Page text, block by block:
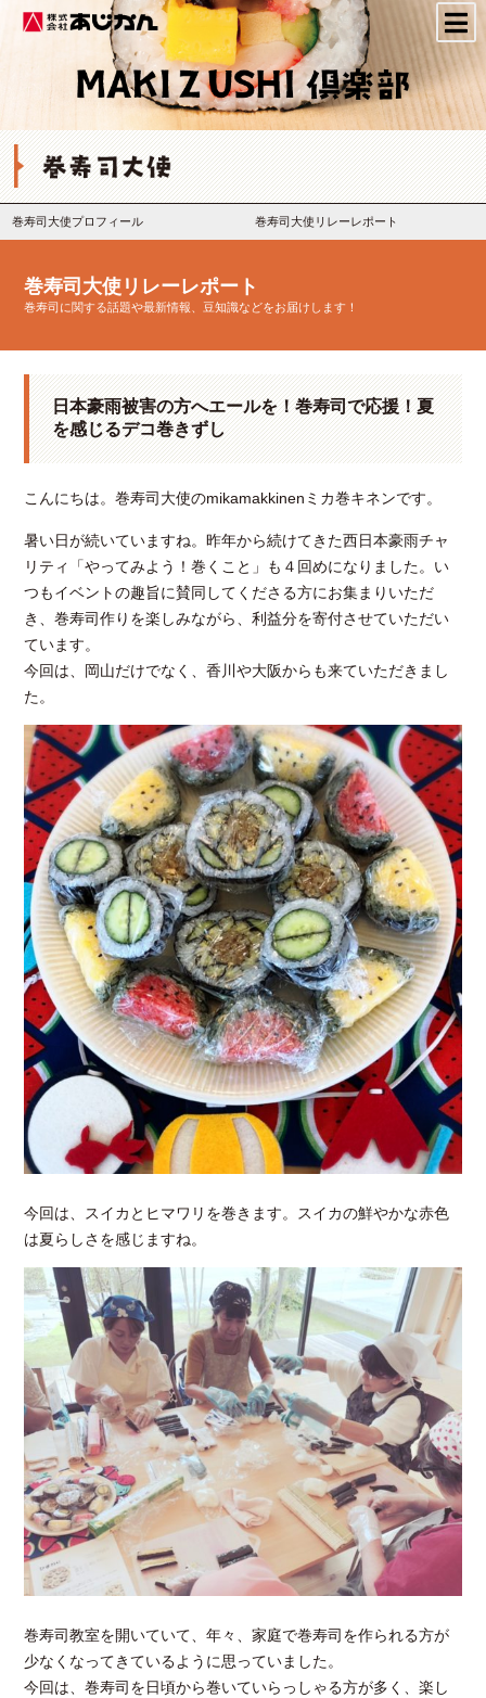
株式会社あじかん
巻寿司大使プロフィール 巻寿司大使リレーレポート
巻寿司大使リレーレポート
巻寿司に関する話題や最新情報、豆知識などをお届けします！
日本豪雨被害の方へエールを！巻寿司で応援！夏
を感じるデコ巻きずし
こんにちは。巻寿司大使のmikamakkinenミカ巻キネンです。
暑い日が続いていますね。昨年から続けてきた西日本豪雨チャ
リティ「やってみよう！巻くこと」も４回めになりました。い
つもイベントの趣旨に賛同してくださる方にお集まりいただ
き、巻寿司作りを楽しみながら、利益分を寄付させていただい
ています。
今回は、岡山だけでなく、香川や大阪からも来ていただきまし
た。
今回は、スイカとヒマワリを巻きます。スイカの鮮やかな赤色
は夏らしさを感じますね。
巻寿司教室を開いていて、年々、家庭で巻寿司を作られる方が
少なくなってきているように思っていました。
今回は、巻寿司を日頃から巻いていらっしゃる方が多く、楽し